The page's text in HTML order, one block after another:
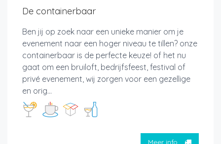
De containerbaar
Ben jij op zoek naar een unieke manier om je
evenement naar een hoger niveau te tillen? onze
containerbaar is de perfecte keuze! of het nu
gaat om een bruiloft, bedrijfsfeest, festival of
privé evenement, wij zorgen voor een gezellige
en orig...
Meer info